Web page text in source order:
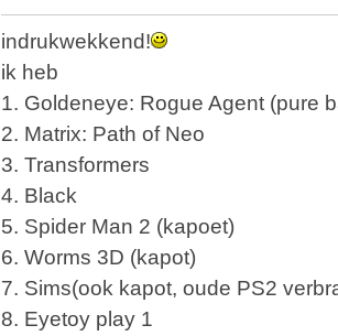
indrukwekkend!
ik heb
1. Goldeneye: Rogue Agent (pure
2. Matrix: Path of Neo
3. Transformers
4. Black
5. Spider Man 2 (kapoet)
6. Worms 3D (kapot)
7. Sims(ook kapot, oude PS2
8. Eyetoy play 1